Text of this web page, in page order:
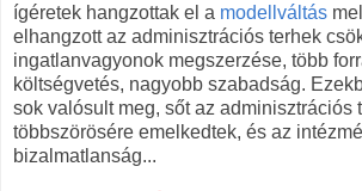
ígéretek hangzottak el a modellváltás
elhangzott az adminisztrációs terhek
ingatlanvagyonok megszerzése, több
költségvetés, nagyobb szabadság.
sok valósult meg, sőt az adminisztrációs
többszörösére emelkedtek, és az
bizalmatlanság...